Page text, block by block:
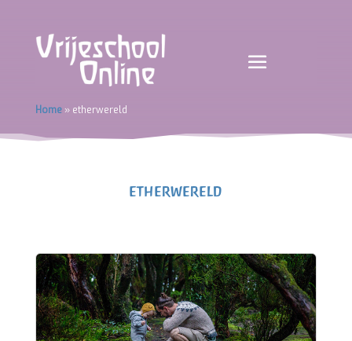
Home» etherwereld
etherwereld